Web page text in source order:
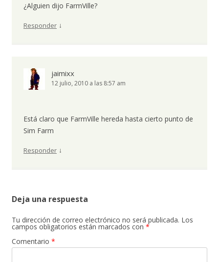
¿Alguien dijo FarmVille?
Responder ↓
jaimixx
12 julio, 2010 a las 8:57 am
Está claro que FarmVille hereda hasta cierto punto de
Sim Farm
Responder ↓
Deja una respuesta
Tu dirección de correo electrónico no será publicada. Los
campos obligatorios están marcados con *
Comentario *